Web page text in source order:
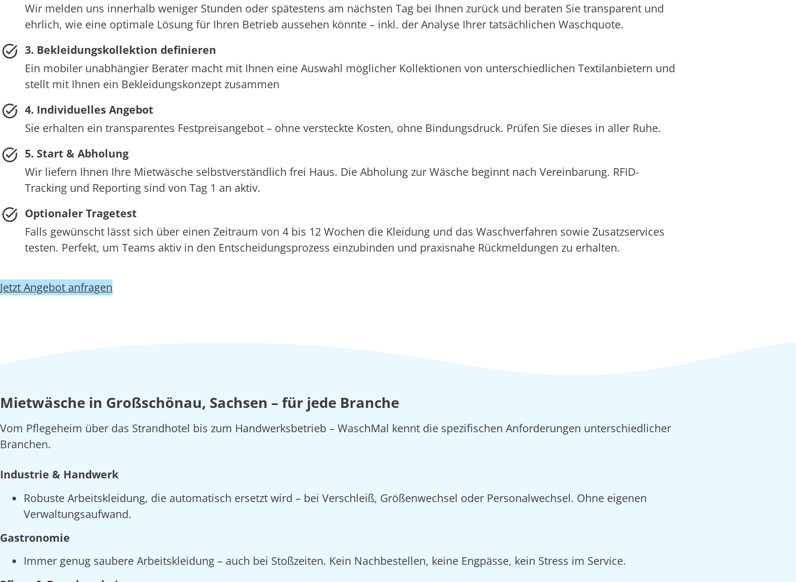
Wir melden uns innerhalb weniger Stunden oder spätestens am nächsten Tag bei Ihnen zurück und beraten Sie transparent und
ehrlich, wie eine optimale Lösung für Ihren Betrieb aussehen könnte – inkl. der Analyse Ihrer tatsächlichen Waschquote.
3. Bekleidungskollektion definieren
Ein mobiler unabhängier Berater macht mit Ihnen eine Auswahl möglicher Kollektionen von unterschiedlichen Textilanbietern und
stellt mit Ihnen ein Bekleidungskonzept zusammen
4. Individuelles Angebot
Sie erhalten ein transparentes Festpreisangebot – ohne versteckte Kosten, ohne Bindungsdruck. Prüfen Sie dieses in aller Ruhe.
5. Start & Abholung
Wir liefern Ihnen Ihre Mietwäsche selbstverständlich frei Haus. Die Abholung zur Wäsche beginnt nach Vereinbarung. RFID-
Tracking und Reporting sind von Tag 1 an aktiv.
Optionaler Tragetest
Falls gewünscht lässt sich über einen Zeitraum von 4 bis 12 Wochen die Kleidung und das Waschverfahren sowie Zusatzservices
testen. Perfekt, um Teams aktiv in den Entscheidungsprozess einzubinden und praxisnahe Rückmeldungen zu erhalten.
Jetzt Angebot anfragen
Mietwäsche in Großschönau, Sachsen – für jede Branche
Vom Pflegeheim über das Strandhotel bis zum Handwerksbetrieb – WaschMal kennt die spezifischen Anforderungen unterschiedlicher
Branchen.
Industrie & Handwerk
Robuste Arbeitskleidung, die automatisch ersetzt wird – bei Verschleiß, Größenwechsel oder Personalwechsel. Ohne eigenen
Verwaltungsaufwand.
Gastronomie
Immer genug saubere Arbeitskleidung – auch bei Stoßzeiten. Kein Nachbestellen, keine Engpässe, kein Stress im Service.